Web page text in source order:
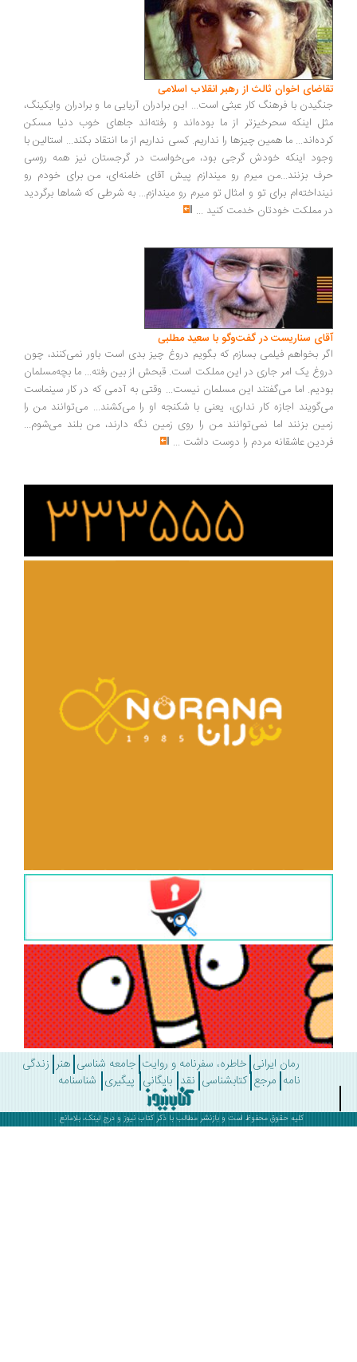
اخوان ثالث از رهبر انقلاب اسلامی
با فرهنگ کار عبثی است... این برادران آریایی ما و برادران وایکینگ،
اینکه سحرخیزتر از ما بوده‌اند و رفته‌اند جاهای خوب دنیا مسکن
ما همین چیزها را نداریم. کسی نداریم از ما انتقاد بکند... استالین با
اینکه خودش گرجی بود، می‌خواست در گرجستان نیز همه روسی
بزنند...من میرم رو میندازم پیش آقای خامنه‌ای، من برای خودم رو
برای تو و امثال تو میرم رو میندازم... به شرطی که شماها برگردید
مملکت خودتان خدمت کنید...
سناریست در گفت‌وگو با سعید مطلبی
بخواهم فیلمی بسازم که بگویم دروغ چیز بدی است باور نمی‌کنند، چون
یک امر جاری در این مملکت است. قبحش از بین رفته... ما بچه‌مسلمان
اما می‌گفتند این مسلمان نیست... وقتی به آدمی که در کار سینماست
اجازه کار نداری، یعنی با شکنجه او را می‌کشند... می‌توانند من را
بزنند اما نمی‌توانند من را روی زمین نگه دارند، من بلند می‌شوم...
عاشقانه مردم را دوست داشت ...
رمان ایرانی خاطره، سفرنامه و روایت جامعه شناسی هنر زندگی
مرجع کتابشناسی نقد بایگانی پیگیری شناسنامه
کلیه حقوق محفوظ است و بازنشر مطالب با ذکرکتاب نیوزو درج لینک، بلامانع .